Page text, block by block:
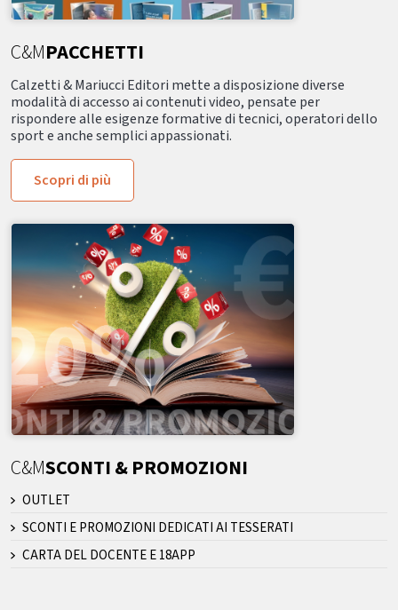
C&MPACCHETTI
Calzetti & Mariucci Editori mette a disposizione diverse
modalità di accesso ai contenuti video, pensate per
rispondere alle esigenze formative di tecnici, operatori dello
sport e anche semplici appassionati.
Scopri di più
C&MSCONTI & PROMOZIONI
OUTLET
SCONTI E PROMOZIONI DEDICATI AI TESSERATI
CARTA DEL DOCENTE E 18APP